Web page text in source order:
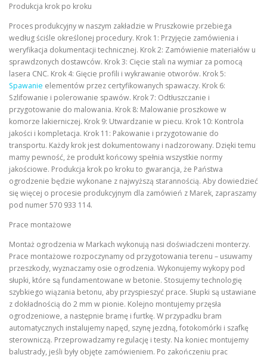
Produkcja krok po kroku
Proces produkcyjny w naszym zakładzie w Pruszkowie przebiega
według ściśle określonej procedury. Krok 1: Przyjęcie zamówienia i
weryfikacja dokumentacji technicznej. Krok 2: Zamówienie materiałów u
sprawdzonych dostawców. Krok 3: Cięcie stali na wymiar za pomocą
lasera CNC. Krok 4: Gięcie profili i wykrawanie otworów. Krok 5:
Spawanie elementów przez certyfikowanych spawaczy. Krok 6:
Szlifowanie i polerowanie spawów. Krok 7: Odtłuszczanie i
przygotowanie do malowania. Krok 8: Malowanie proszkowe w
komorze lakierniczej. Krok 9: Utwardzanie w piecu. Krok 10: Kontrola
jakości i kompletacja. Krok 11: Pakowanie i przygotowanie do
transportu. Każdy krok jest dokumentowany i nadzorowany. Dzięki temu
mamy pewność, że produkt końcowy spełnia wszystkie normy
jakościowe. Produkcja krok po kroku to gwarancja, że Państwa
ogrodzenie będzie wykonane z najwyższą starannością. Aby dowiedzieć
się więcej o procesie produkcyjnym dla zamówień z Marek, zapraszamy
pod numer 570 933 114.
Prace montażowe
Montaż ogrodzenia w Markach wykonują nasi doświadczeni monterzy.
Prace montażowe rozpoczynamy od przygotowania terenu – usuwamy
przeszkody, wyznaczamy osie ogrodzenia. Wykonujemy wykopy pod
słupki, które są fundamentowane w betonie. Stosujemy technologię
szybkiego wiązania betonu, aby przyspieszyć prace. Słupki są ustawiane
z dokładnością do 2 mm w pionie. Kolejno montujemy przęsła
ogrodzeniowe, a następnie bramę i furtkę. W przypadku bram
automatycznych instalujemy napęd, szynę jezdną, fotokomórki i szafkę
sterowniczą. Przeprowadzamy regulację i testy. Na koniec montujemy
balustrady, jeśli były objęte zamówieniem. Po zakończeniu prac